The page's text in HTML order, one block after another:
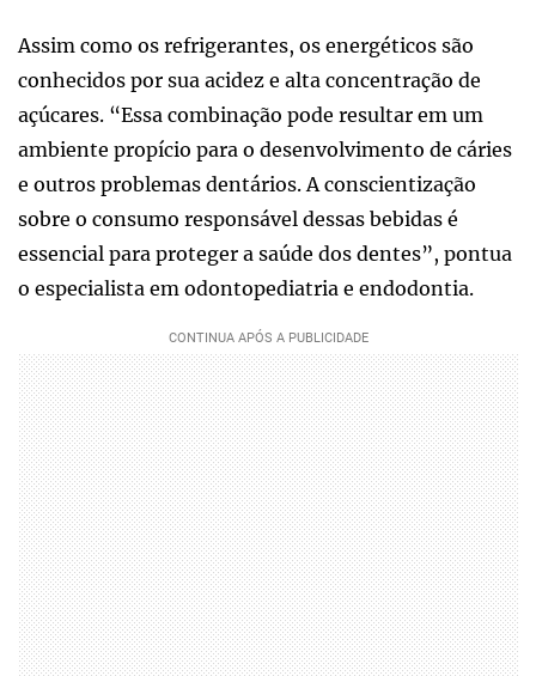
Assim como os refrigerantes, os energéticos são
conhecidos por sua acidez e alta concentração de
açúcares. “Essa combinação pode resultar em um
ambiente propício para o desenvolvimento de cáries
e outros problemas dentários. A conscientização
sobre o consumo responsável dessas bebidas é
essencial para proteger a saúde dos dentes”, pontua
o especialista em odontopediatria e endodontia.